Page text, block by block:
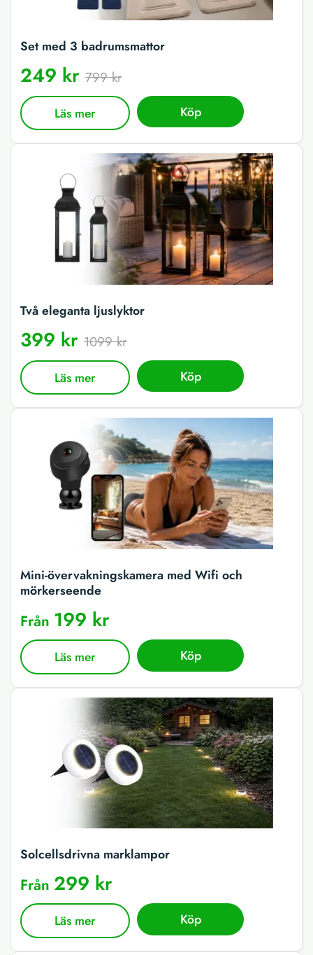
Set med 3 badrumsmattor
249 kr 799 kr
Läs mer Köp
Två eleganta ljuslyktor
399 kr 1099 kr
Läs mer Köp
Mini-övervakningskamera med Wifi och
mörkerseende
Från 199 kr
Läs mer Köp
Solcellsdrivna marklampor
Från 299 kr
Läs mer Köp